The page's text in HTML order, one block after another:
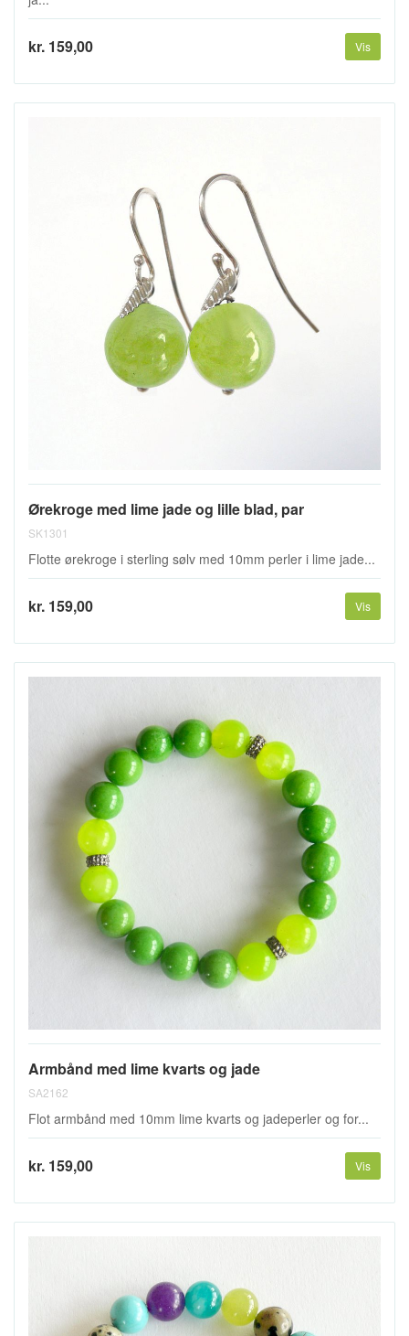
kr. 159,00 Vis
Ørekroge med lime jade og lille blad, par
SK1301
Flotte ørekroge i sterling sølv med 10mm perler i lime jade...
kr. 159,00 Vis
Armbånd med lime kvarts og jade
SA2162
Flot armbånd med 10mm lime kvarts og jadeperler og for...
kr. 159,00 Vis